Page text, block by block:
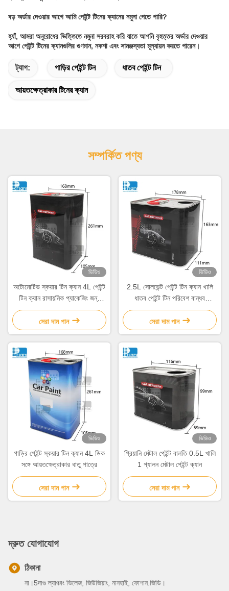
বড় অর্ডার দেওয়ার আগে আমি পেইন্ট টিনের ক্যানের নমুনা পেতে পারি?
হ্যাঁ, আমরা অনুরোধের ভিত্তিতে নমুনা সরবরাহ করি যাতে আপনি বৃহত্তর অর্ডার দেওয়ার
আগে পেইন্ট টিনের ক্যানগুলির গুণমান, নকশা এবং সামঞ্জস্যতা মূল্যায়ন করতে পারেন।
ট্যাগ: গাড়ির পেইন্ট টিন ধাতব পেইন্ট টিন
আয়তক্ষেত্রাকার টিনের ক্যান
সম্পর্কিত পণ্য
ভিডিও
অটোমোটিভ স্কয়ার টিন ক্যান 4L পেইন্ট
টিন ক্যান রাসায়নিক প্যাকেজিং জন্য
OEM ODM
সেরা দাম পান
ভিডিও
2.5L সোলভেন্ট পেইন্ট টিন ক্যান খালি
ধাতব পেইন্ট টিন পরিবেশ বান্ধব
পুনর্ব্যবহারযোগ্য প্যাকেজিং
সেরা দাম পান
ভিডিও
গাড়ির পেইন্ট স্কয়ার টিন ক্যান 4L ডিক
সঙ্গে আয়তক্ষেত্রাকার ধাতু পাত্রে
সেরা দাম পান
ভিডিও
প্রিয়ানি মেটাল পেইন্ট বালতি 0.5L খালি
1 গ্যালন মেটাল পেইন্ট ক্যান
সেরা দাম পান
দ্রুত যোগাযোগ
ঠিকানা
না।5দাগু ল্যাঞ্চাং ভিলেজ, জিউজিয়াং, নানহাই, ফোশান.জিডি।